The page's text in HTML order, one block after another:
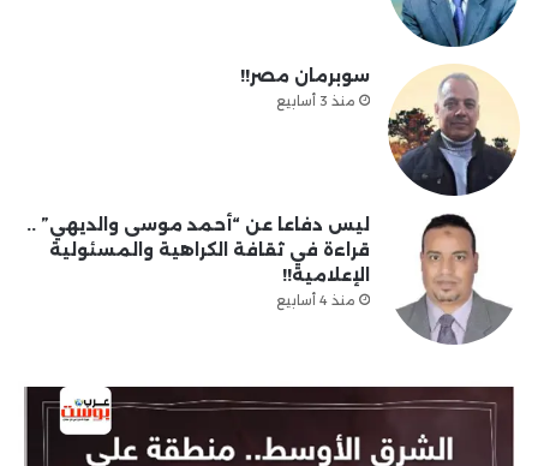
سوبرمان مصر!!
منذ 3 أسابيع
ليس دفاعا عن “أحمد موسى والديهي” ..
قراءة في ثقافة الكراهية والمسئولية
الإعلامية!!
منذ 4 أسابيع